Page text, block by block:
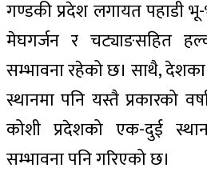
गण्डकी प्रदेश लगायत पहाडी
मेघगर्जन र चट्याङसहित
सम्भावना रहेको छ। साथै,
स्थानमा पनि यस्तै प्रकारको
कोशी प्रदेशको एक-दुई
सम्भावना पनि गरिएको छ।